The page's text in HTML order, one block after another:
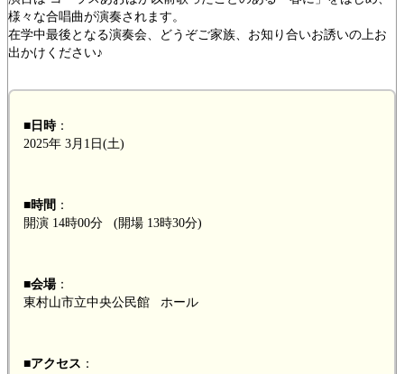
様々な合唱曲が演奏されます。
在学中最後となる演奏会、どうぞご家族、お知り合いお誘いの上お
出かけください♪
■日時：
2025年 3月1日(土)
■時間 ：
開演 14時00分 (開場 13時30分)
■会場：
東村山市立中央公民館 ホール
■アクセス ：